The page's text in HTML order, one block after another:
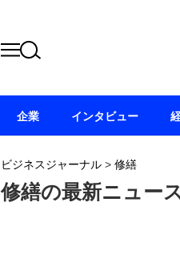
ビジネスジャーナル > 修繕
修繕の最新ニュー
企業 インタビュー